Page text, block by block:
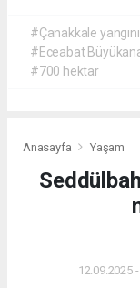
#Çanakkale yangını
#Eceabat
#700 hektar
Anasayfa Yaşam
12.09.2025